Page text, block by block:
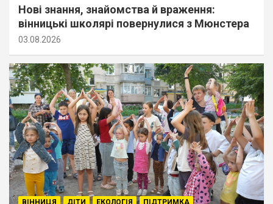
Нові знання, знайомства й враження:
вінницькі школярі повернулися з Мюнстера
03.08.2026
ВІННИЦЯ ДІТИ ЕКОЛОГІЯ ПІДТРИМКА